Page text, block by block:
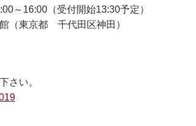
～16:00（受付開始13:30予定）
（東京都 千代田区神田）
さい。